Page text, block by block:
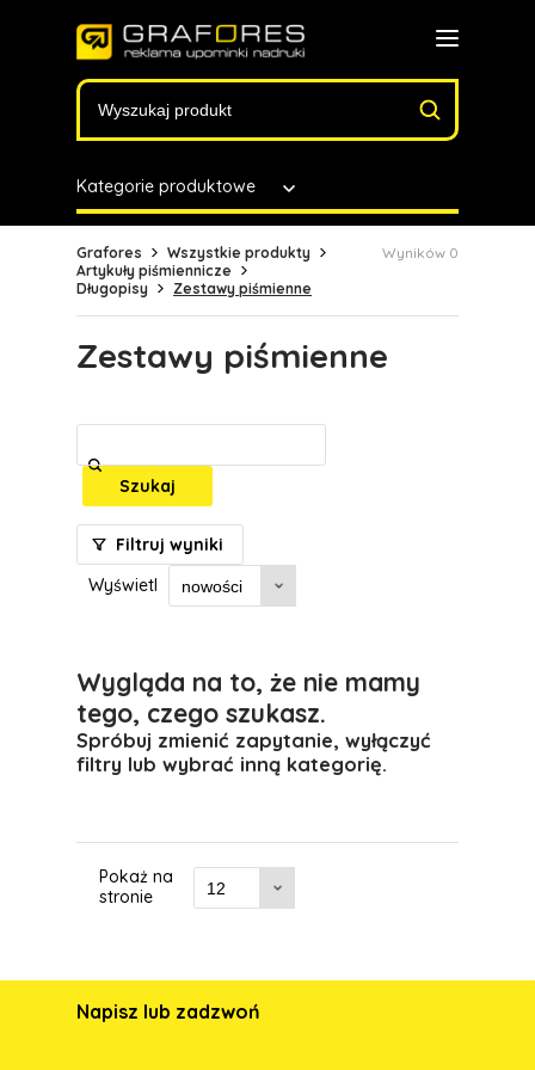
Kategorie produktowe
Grafores
Wszystkie produkty
Artykuły piśmiennicze
Długopisy
Zestawy piśmienne
Wyników 0
Zestawy piśmienne
Szukaj
Filtruj wyniki
Wyświetl
Wygląda na to, że nie mamy
tego, czego szukasz.
Spróbuj zmienić zapytanie, wyłączyć
filtry lub wybrać inną kategorię.
Pokaż na
stronie
Napisz lub zadzwoń